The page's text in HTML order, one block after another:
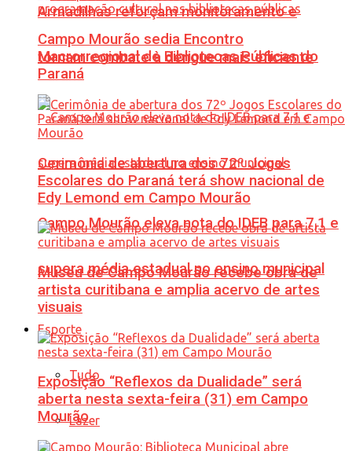
Armadilhas reforçam monitoramento e
tornam combate à dengue mais eficiente
Campo Mourão eleva nota do IDEB para 7,1 e
supera média estadual no ensino municipal
Esporte
Tudo
Lazer
Campo Mourão sedia Encontro
Macrorregional de Bibliotecas Públicas do
Paraná
Cerimônia de abertura dos 72º Jogos
Escolares do Paraná terá show nacional de
Edy Lemond em Campo Mourão
Museu de Campo Mourão recebe obra de
artista curitibana e amplia acervo de artes
visuais
Exposição “Reflexos da Dualidade” será
aberta nesta sexta-feira (31) em Campo
Mourão